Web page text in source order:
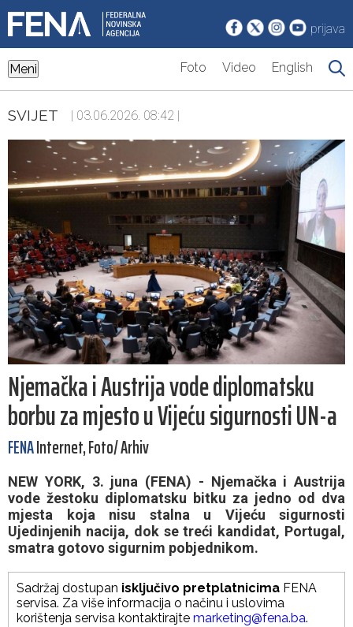
prijava
Meni Foto Video English
SVIJET | 03.06.2026. 08:42 |
Njemačka i Austrija vode diplomatsku
borbu za mjesto u Vijeću sigurnosti UN-a
FENAInternet, Foto/ Arhiv
NEW YORK, 3. juna (FENA) - Njemačka i Austrija
vode žestoku diplomatsku bitku za jedno od dva
mjesta koja nisu stalna u Vijeću sigurnosti
Ujedinjenih nacija, dok se treći kandidat, Portugal,
smatra gotovo sigurnim pobjednikom.
Sadržaj dostupan isključivo pretplatnicima FENA
servisa. Za više informacija o načinu i uslovima
korištenja servisa kontaktirajte marketing@fena.ba.